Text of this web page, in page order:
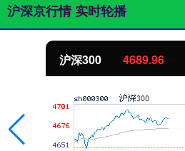
沪深京行情 实时轮播
沪深300 4689.96